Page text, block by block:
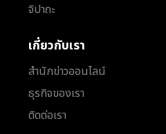
จิปาถะ
เกี่ยวกับเรา
สำนักข่าวออนไลน์
ธุรกิจของเรา
ติดต่อเรา